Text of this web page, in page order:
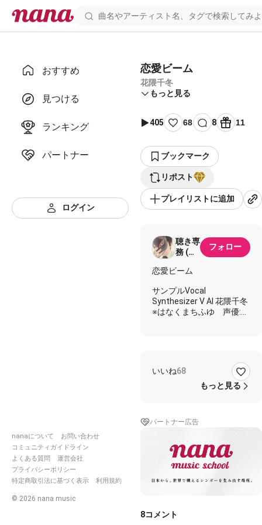
おすすめ
見つける
ランキング
パートナー
ログイン
nanaについて
お問い合わせ
コミュニティガイドライン
よくある質問
運営会社
プライバシーポリシー
特定商取引法に基づく表示
利用規約
© 2026 nana music
恋愛ビーム
花隈千冬
もっと見る
405 68 8 11
ブックマーク
リポスト
プレイリストに追加
聴き専
務 (ナ
フォロー
恋愛ビーム
サンプルVocal
Synthesizer V AI 花隈千冬
※はなくまちふゆ 声優:奥
作詞作曲 聴き専務（ナナ
ベースを私が渡して
わかさんの伴奏らしく編曲
をお願いし
嬉しすぎて嬉し過ぎて(泣)
いいね68
もっと見る
パートナー広告
8コメント